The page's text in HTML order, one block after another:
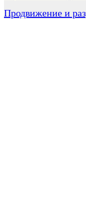
Продвижение и